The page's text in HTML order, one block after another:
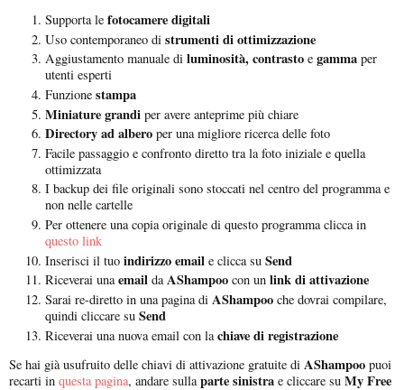
Supporta le fotocamere digitali
Uso contemporaneo di strumenti di ottimizzazione
Aggiustamento manuale di luminosità, contrasto e gamma per
utenti esperti
Funzione stampa
Miniature grandi per avere anteprime più chiare
Directory ad albero per una migliore ricerca delle foto
Facile passaggio e confronto diretto tra la foto iniziale e quella
ottimizzata
I backup dei file originali sono stoccati nel centro del programma e
non nelle cartelle
Per ottenere una copia originale di questo programma clicca in
questo link
Inserisci il tuo indirizzo email e clicca su Send
Riceverai unaemail daAShampoo con un link di attivazione
Sarai re-diretto in una pagina di AShampoo che dovrai compilare,
quindi cliccare su Send
Riceverai una nuova email con la chiave di registrazione
Se hai già usufruito delle chiavi di attivazione gratuite di AShampoo puoi
recarti in questa pagina, andare sullaparte sinistra e cliccare su My Free